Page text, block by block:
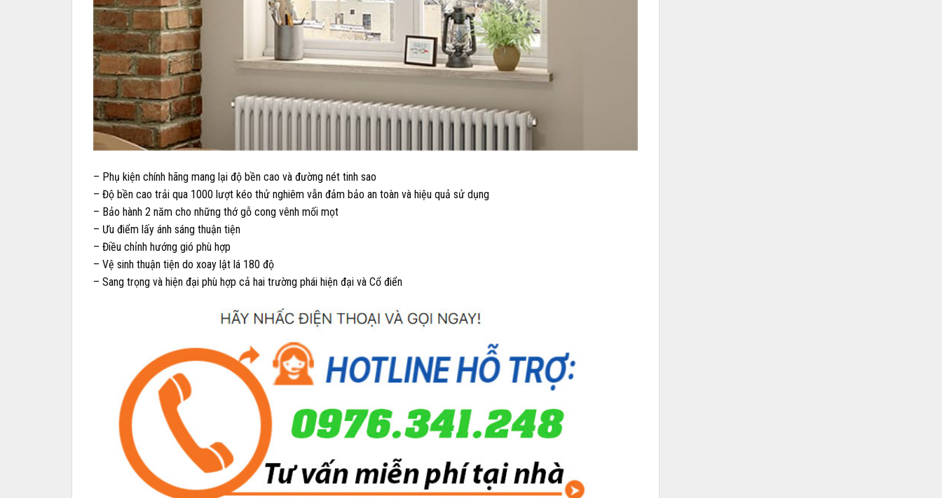
– Phụ kiện chính hãng mang lại độ bền cao và đường nét tinh sao
– Độ bền cao trải qua 1000 lượt kéo thử nghiêm vẫn đảm bảo an toàn và hiệu quả sử dụng
– Bảo hành 2 năm cho những thớ gỗ cong vênh mối mọt
– Ưu điểm lấy ánh sáng thuận tiện
– Điều chỉnh hướng gió phù hợp
– Vệ sinh thuận tiện do xoay lật lá 180 độ
– Sang trọng và hiện đại phù hợp cả hai trường phái hiện đại và Cổ điển